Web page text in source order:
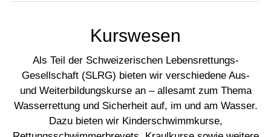
Kurswesen
Als Teil der Schweizerischen Lebensrettungs-
Gesellschaft (SLRG) bieten wir verschiedene Aus-
und Weiterbildungskurse an – allesamt zum Thema
Wasserrettung und Sicherheit auf, im und am Wasser.
Dazu bieten wir Kinderschwimmkurse,